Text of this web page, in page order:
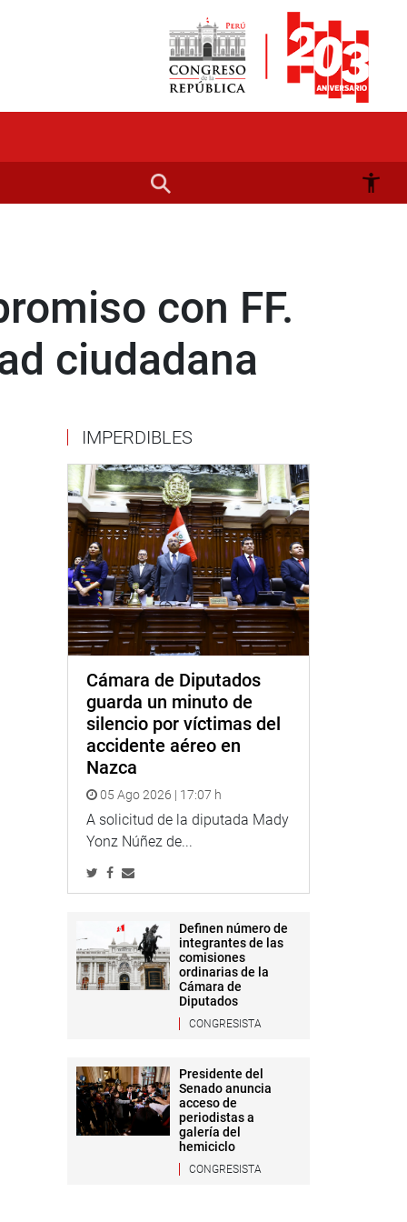
con FF.
ciudadana
IMPERDIBLES
Cámara de Diputados
guarda un minuto de
silencio por víctimas del
accidente aéreo en
Nazca
05 Ago 2026 | 17:07 h
A solicitud de la diputada Mady
Yonz Núñez de...
Definen número de
integrantes de las
comisiones
ordinarias de la
Cámara de
Diputados
CONGRESISTA
Presidente del
Senado anuncia
acceso de
periodistas a
galería del
hemiciclo
CONGRESISTA